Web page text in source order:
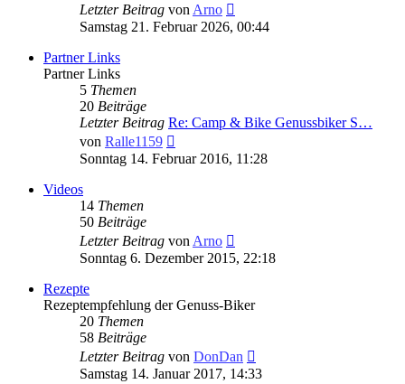
Letzter Beitrag von Arno
Beitrag
Samstag 21. Februar 2026, 00:44
Partner Links
Partner Links
5 Themen
20 Beiträge
Letzter Beitrag Re: Camp & Bike Genussbiker S…
von Ralle1159
Beitrag
Sonntag 14. Februar 2016, 11:28
Videos
14 Themen
50 Beiträge
Letzter Beitrag von Arno
Beitrag
Sonntag 6. Dezember 2015, 22:18
Rezepte
Rezeptempfehlung der Genuss-Biker
20 Themen
58 Beiträge
Letzter Beitrag von DonDan
Beitrag
Samstag 14. Januar 2017, 14:33